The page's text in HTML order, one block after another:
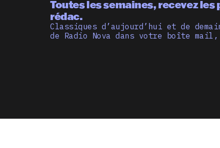
Toutes les semaines, recevez
rédac.
Classiques d’aujourd’hui et de
de Radio Nova dans votre boîte